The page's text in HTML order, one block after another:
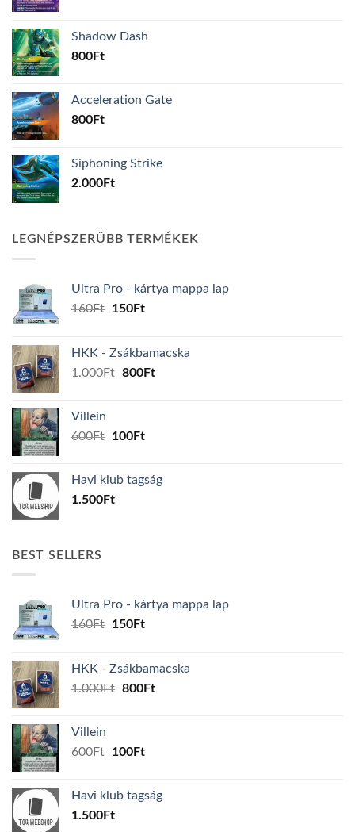
Shadow Dash
800Ft
Acceleration Gate
800Ft
Siphoning Strike
2.000Ft
LEGNÉPSZERŰBB TERMÉKEK
Ultra Pro - kártya mappa lap
160Ft
Original
160Ft.
150FtCurrent
150Ft.
HKK - Zsákbamacska
1.000Ft Original
800FtCurrent
Villein
600Ft
Original
600Ft.
100FtCurrent
100Ft.
Havi klub tagság
1.500Ft
BEST SELLERS
Ultra Pro - kártya mappa lap
160Ft
Original
160Ft.
150FtCurrent
150Ft.
HKK - Zsákbamacska
1.000Ft Original
800FtCurrent
Villein
600Ft
Original
600Ft.
100FtCurrent
100Ft.
Havi klub tagság
1.500Ft